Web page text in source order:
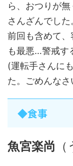
ら、おつりが
さんざんでした
前回も含めて
も最悪…警戒す
(運転手さんに
た。ごめんなさ
◆食事
魚宮楽尚